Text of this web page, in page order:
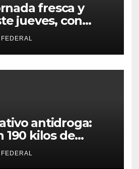
fresca y
jueves, con
estables para
antidroga:
190 kilos de
tenían como
y Catamarca